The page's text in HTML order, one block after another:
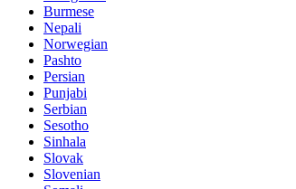
Burmese
Nepali
Norwegian
Pashto
Persian
Punjabi
Serbian
Sesotho
Sinhala
Slovak
Slovenian